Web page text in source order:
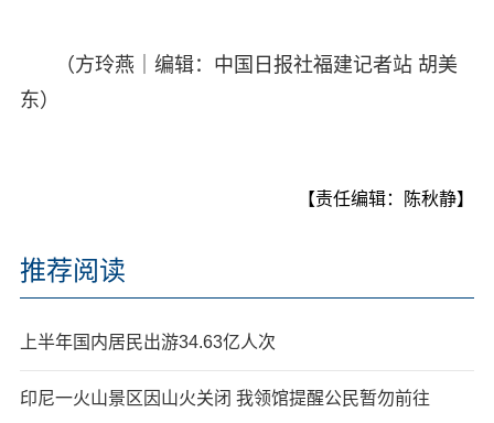
（方玲燕｜编辑：中国日报社福建记者站 胡美
东）
【责任编辑：陈秋静】
推荐阅读
上半年国内居民出游34.63亿人次
印尼一火山景区因山火关闭 我领馆提醒公民暂勿前往